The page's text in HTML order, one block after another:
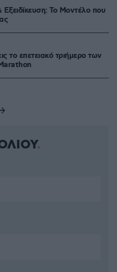
Το Mοντέλο που
το επετειακό τριήμερο των